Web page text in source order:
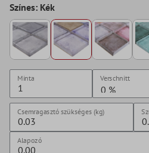
Színes: Kék
Minta Verschnitt
Csemragasztó szükséges (kg)
Alapozó